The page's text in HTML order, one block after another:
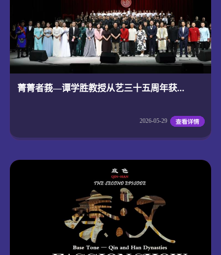
菁菁者莪—谭学胜教授从艺三十五周年获...
2026-05-29